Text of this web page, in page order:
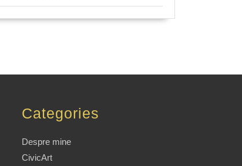
Categories
Despre mine
CivicArt